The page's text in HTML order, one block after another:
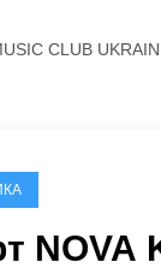
CLUB
NOVA